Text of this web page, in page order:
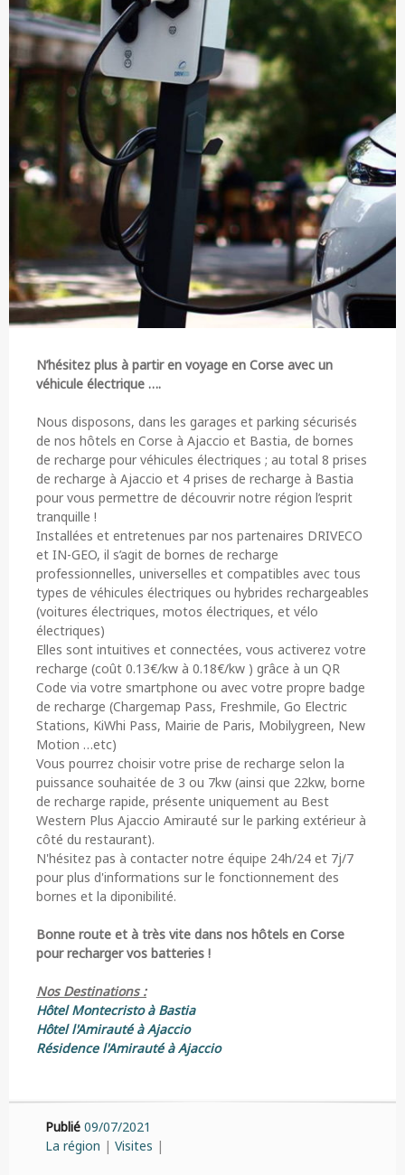
N’hésitez plus à partir en voyage en Corse avec un
véhicule électrique ….
Nous disposons, dans les garages et parking sécurisés
de nos hôtels en Corse à Ajaccio et Bastia, de bornes
de recharge pour véhicules électriques ; au total 8 prises
de recharge à Ajaccio et 4 prises de recharge à Bastia
pour vous permettre de découvrir notre région l’esprit
tranquille !
Installées et entretenues par nos partenaires DRIVECO
et IN-GEO, il s’agit de bornes de recharge
professionnelles, universelles et compatibles avec tous
types de véhicules électriques ou hybrides rechargeables
(voitures électriques, motos électriques, et vélo
électriques)
Elles sont intuitives et connectées, vous activerez votre
recharge (coût 0.13€/kw à 0.18€/kw ) grâce à un QR
Code via votre smartphone ou avec votre propre badge
de recharge (Chargemap Pass, Freshmile, Go Electric
Stations, KiWhi Pass, Mairie de Paris, Mobilygreen, New
Motion …etc)
Vous pourrez choisir votre prise de recharge selon la
puissance souhaitée de 3 ou 7kw (ainsi que 22kw, borne
de recharge rapide, présente uniquement au Best
Western Plus Ajaccio Amirauté sur le parking extérieur à
côté du restaurant).
N'hésitez pas à contacter notre équipe 24h/24 et 7j/7
pour plus d'informations sur le fonctionnement des
bornes et la diponibilité.
Bonne route et à très vite dans nos hôtels en Corse
pour recharger vos batteries !
Nos Destinations:
Hôtel Montecristo à Bastia
Hôtel l'Amirauté à Ajaccio
Résidence l'Amirauté à Ajaccio
Publié 09/07/2021
La région | Visites |